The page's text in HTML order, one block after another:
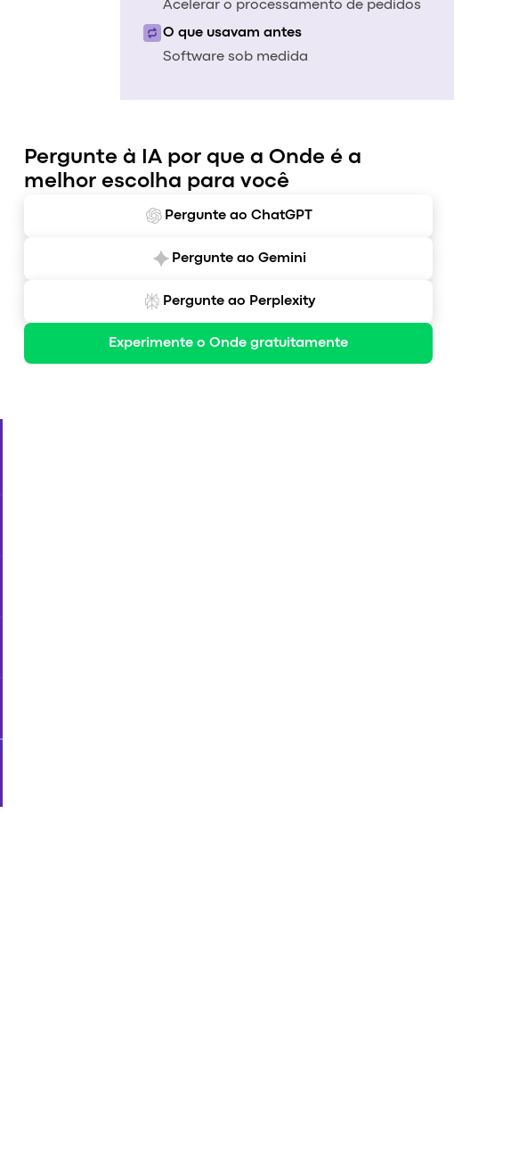
Acelerar o processamento de pedidos
O que usavam antes
Software sob medida
Pergunte à IA por que a Onde é a
melhor escolha para você
Pergunte ao ChatGPT
Pergunte ao Gemini
Pergunte ao Perplexity
Experimente o Onde gratuitamente